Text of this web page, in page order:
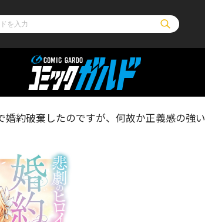
その他
コミックエッセイ
ゲーム
通販・
OVERLAP
オーバーラップ
オーバーラップノベルスf ロサー
婚約破棄したのですが、何故か正義感の強